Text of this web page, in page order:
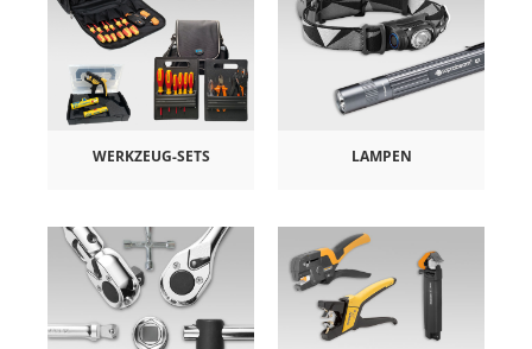
WERKZEUG-SETS LAMPEN